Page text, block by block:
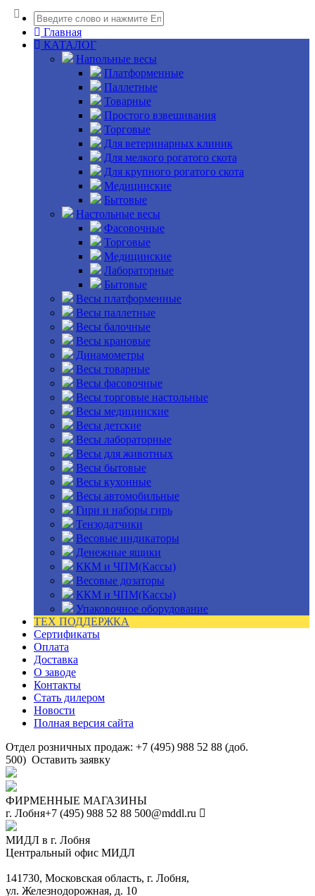
Главная
КАТАЛОГ
Напольные весы
Платформенные
Паллетные
Товарные
Простого взвешивания
Торговые
Для ветеринарных клиник
Для мелкого рогатого скота
Для крупного рогатого скота
Медицинские
Бытовые
Настольные весы
Фасовочные
Торговые
Медицинские
Лабораторные
Бытовые
Весы платформенные
Весы паллетные
Весы балочные
Весы крановые
Динамометры
Весы товарные
Весы фасовочные
Весы торговые настольные
Весы медицинские
Весы детские
Весы лабораторные
Весы для животных
Весы бытовые
Весы кухонные
Весы автомобильные
Гири и наборы гирь
Тензодатчики
Весовые индикаторы
Денежные ящики
ККМ и ЧПМ(Кассы)
Весовые дозаторы
ККМ и ЧПМ(Кассы)
Упаковочное оборудование
ТЕХ ПОДДЕРЖКА
Сертификаты
Оплата
Доставка
О заводе
Контакты
Стать дилером
Новости
Полная версия сайта
Отдел розничных продаж: +7 (495) 988 52 88 (доб.
500) Оставить заявку
ФИРМЕННЫЕ МАГАЗИНЫ
г. Лобня+7 (495) 988 52 88 500@mddl.ru
МИДЛ в г. Лобня
Центральный офис МИДЛ
141730, Московская область, г. Лобня,
ул. Железнодорожная, д. 10